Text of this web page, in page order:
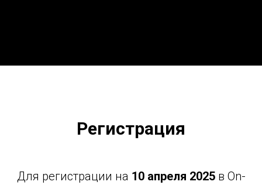
Регистрация
Для регистрации на 10 апреля 2025в On-